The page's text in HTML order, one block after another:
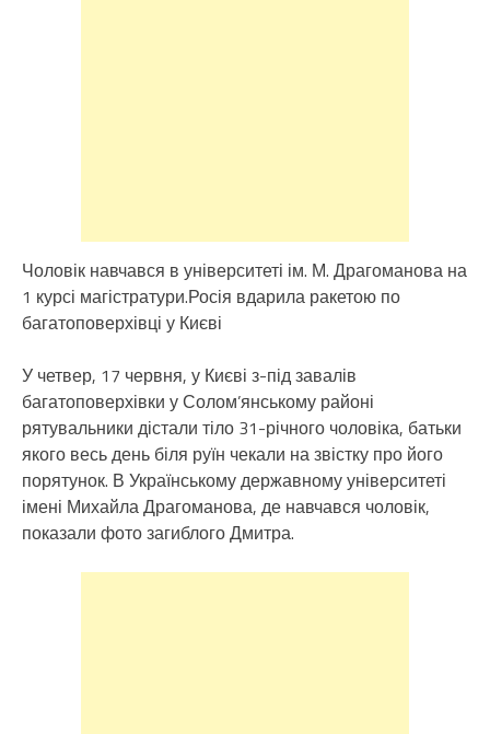
Чоловік навчався в університеті ім. М. Драгоманова на
1 курсі магістратури.Росія вдарила ракетою по
багатоповерхівці у Києві
У четвер, 17 червня, у Києві з-під завалів
багатоповерхівки у Солом’янському районі
рятувальники дістали тіло 31-річного чоловіка, батьки
якого весь день біля руїн чекали на звістку про його
порятунок. В Українському державному університеті
імені Михайла Драгоманова, де навчався чоловік,
показали фото загиблого Дмитра.